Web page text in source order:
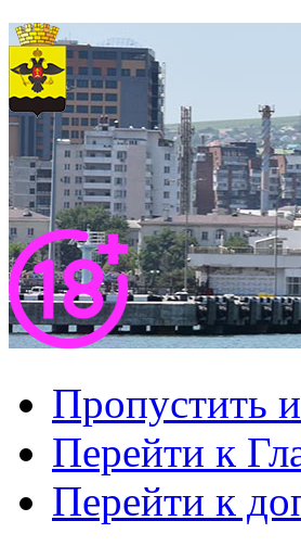
Пропустить
Перейти к
Перейти к